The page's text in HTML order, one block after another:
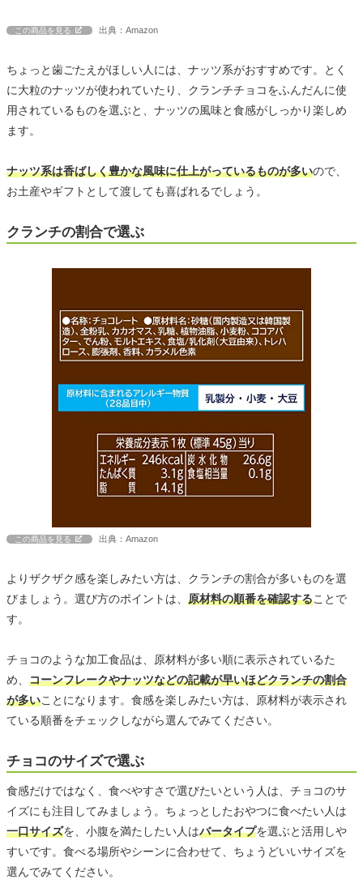
この商品を見る 出典：Amazon
ちょっと歯ごたえがほしい人には、ナッツ系がおすすめです。とく
に大粒のナッツが使われていたり、クランチチョコをふんだんに使
用されているものを選ぶと、ナッツの風味と食感がしっかり楽しめ
ます。
ナッツ系は香ばしく豊かな風味に仕上がっているものが多いので、
お土産やギフトとして渡しても喜ばれるでしょう。
クランチの割合で選ぶ
この商品を見る 出典：Amazon
よりザクザク感を楽しみたい方は、クランチの割合が多いものを選
びましょう。選び方のポイントは、 原材料の順番を確認することで
す。
チョコのような加工食品は、原材料が多い順に表示されているた
め、 コーンフレークやナッツなどの記載が早いほどクランチの割合
が多いことになります。食感を楽しみたい方は、原材料が表示され
ている順番をチェックしながら選んでみてください。
チョコのサイズで選ぶ
食感だけではなく、食べやすさで選びたいという人は、チョコのサ
イズにも注目してみましょう。ちょっとしたおやつに食べたい人は
一口サイズを、小腹を満たしたい人はバータイプを選ぶと活用しや
すいです。食べる場所やシーンに合わせて、ちょうどいいサイズを
選んでみてください。